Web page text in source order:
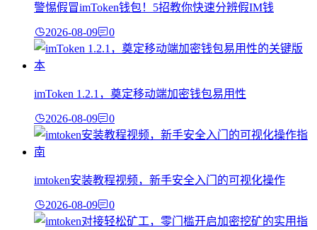
警惕假冒imToken钱包！5招教你快速分辨假IM钱
2026-08-09 0
imToken 1.2.1，奠定移动端加密钱包易用性
2026-08-09 0
imtoken安装教程视频，新手安全入门的可视化操作
2026-08-09 0